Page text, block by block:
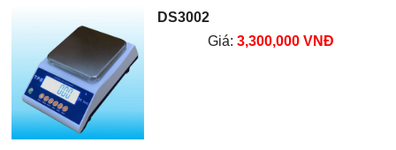
DS3002
Giá: 3,300,000 VNĐ